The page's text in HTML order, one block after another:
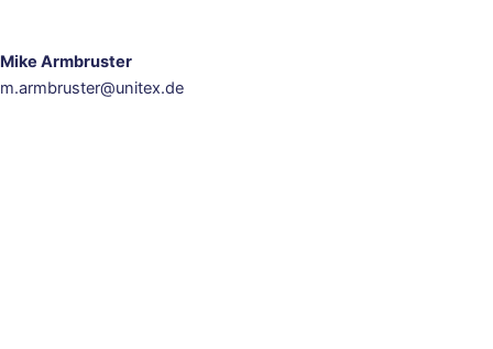
Mike Armbruster
m.armbruster@unitex.de